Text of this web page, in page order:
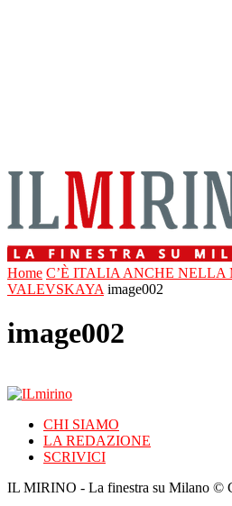
Home C’È ITALIA ANCHE
VALEVSKAYA image002
image002
CHI SIAMO
LA REDAZIONE
SCRIVICI
IL MIRINO - La finestra su Milano ©